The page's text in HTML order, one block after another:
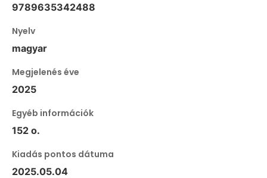
9789635342488
Nyelv
magyar
Megjelenés éve
2025
Egyéb információk
152 o.
Kiadás pontos dátuma
2025.05.04